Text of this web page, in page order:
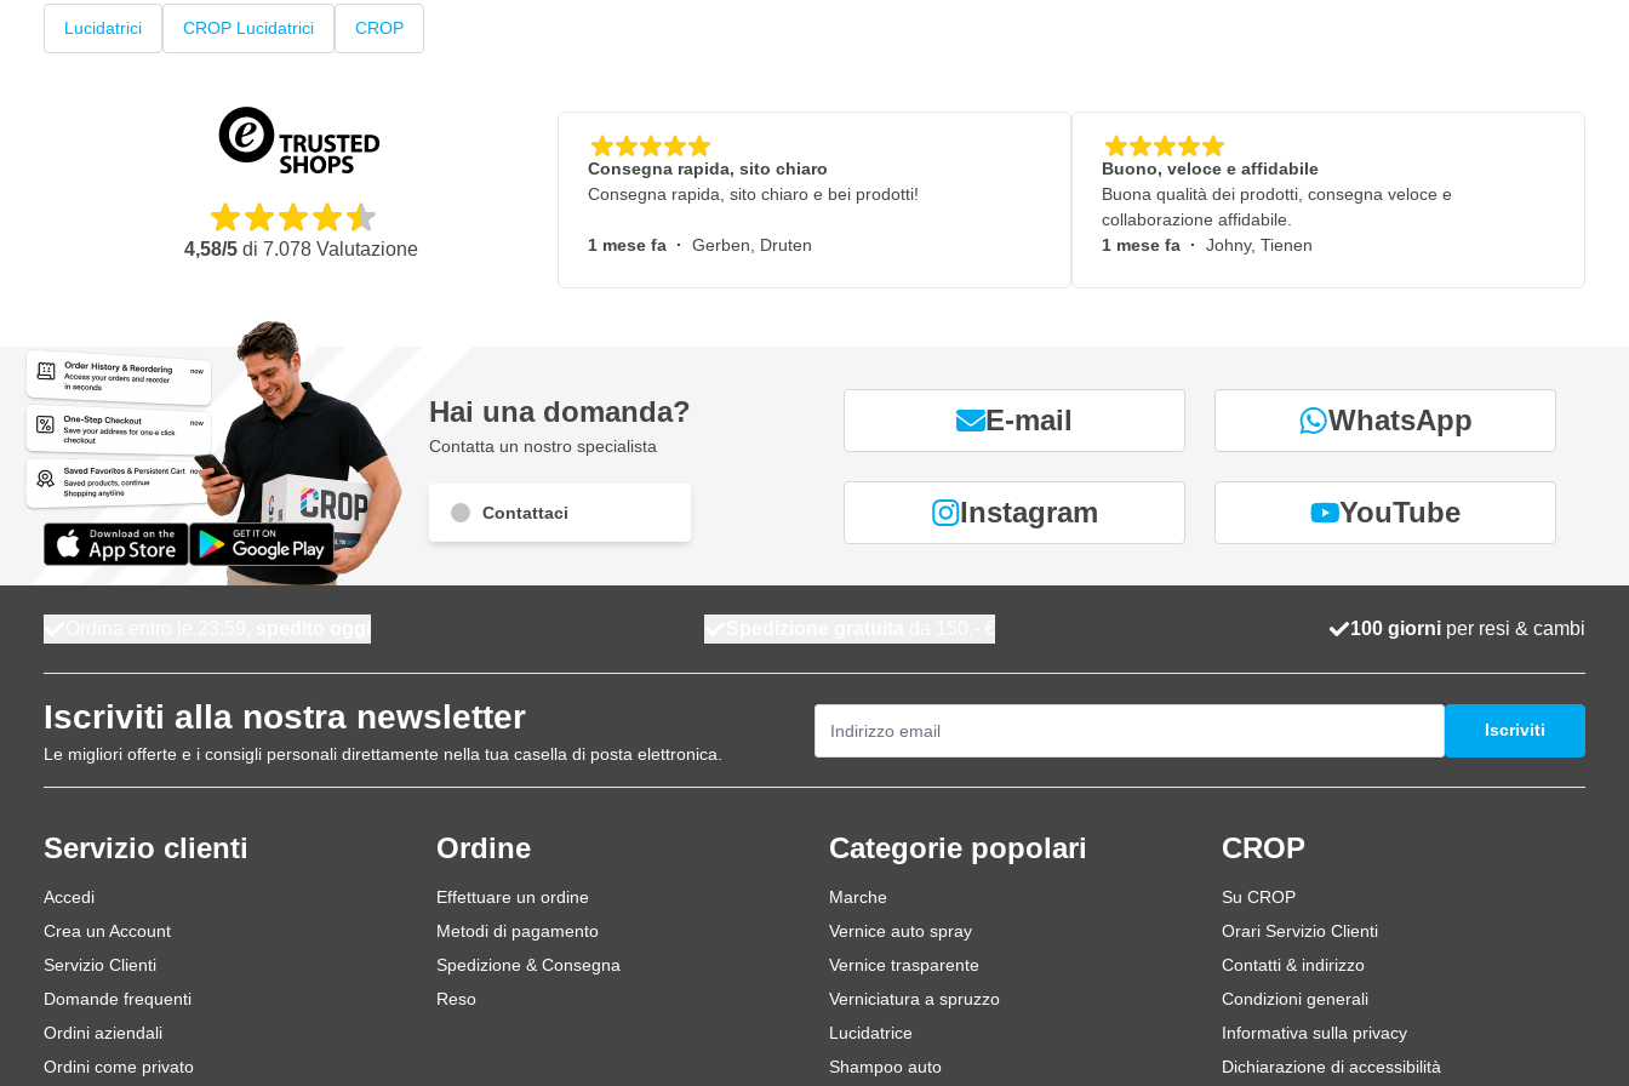
brillante
Questo set è stato appositamente compilato dai nostri specialisti della lucidatura
Viene fornito con garanzia e assistenza ufficiale di fabbrica
Lucidatrici CROP Lucidatrici CROP
4,58/5di 7.078Valutazione
Consegna rapida, sito chiaro
Consegna rapida, sito chiaro e bei prodotti!
1 mese fa · Gerben, Druten
Buono, veloce e affidabile
Buona qualità dei prodotti, consegna veloce e
collaborazione affidabile.
1 mese fa · Johny, Tienen
Hai una domanda?
Contatta un nostro specialista
Contattaci
E-mail WhatsApp
Instagram YouTube
100 giorni per resi & cambi
Iscriviti alla nostra newsletter
Le migliori offerte e i consigli personali direttamente nella tua casella di posta elettronica.
Iscriviti
Servizio clienti
Accedi
Crea un Account
Servizio Clienti
Domande frequenti
Ordini aziendali
Ordini come privato
Ordine
Effettuare un ordine
Metodi di pagamento
Spedizione & Consegna
Reso
Categorie popolari
Marche
Vernice auto spray
Vernice trasparente
Verniciatura a spruzzo
Lucidatrice
Shampoo auto
CROP
Su CROP
Orari Servizio Clienti
Contatti & indirizzo
Condizioni generali
Informativa sulla privacy
Dichiarazione di accessibilità